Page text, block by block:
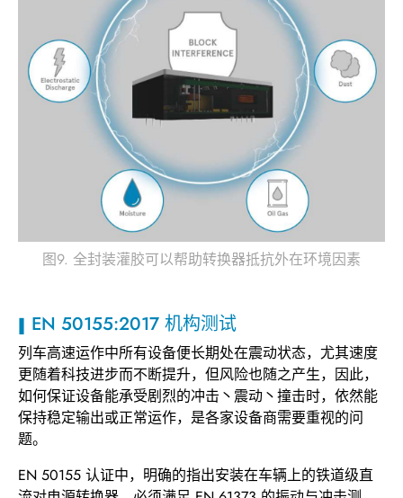
图9. 全封装灌胶可以帮助转换器抵抗外在环境因素
EN 50155:2017 机构测试
列车高速运作中所有设备便长期处在震动状态，尤其速度
更随着科技进步而不断提升，但风险也随之产生，因此，
如何保证设备能承受剧烈的冲击丶震动丶撞击时，依然能
保持稳定输出或正常运作，是各家设备商需要重视的问
题。
EN 50155 认证中，明确的指出安装在车辆上的铁道级直